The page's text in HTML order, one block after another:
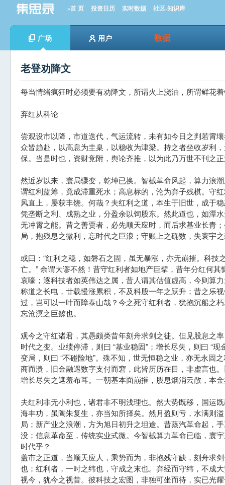
»首 页 投资日历 实时数据 社区-知识库
广场 用户 数据
老登劝降文
每当情绪疯狂时必须要有劝降文，所谓火上浇油，所谓鲜花
弃红从科论
尝观设市以降，市道迭代，气运流转，未有如今日之判若霄
众皆趋赴，以高息为圭臬，以稳收为津梁。持之者坐收岁利
保。当是时也，资财竞附，舆论齐推，以为此乃万世不刊之
然近岁以来，寰局骤变，乾坤已换。智械革命风起，算力浪
谓红利蓝筹，竟成滞重死水；高息标的，沦为弃子残棋。守
风直上，屡获丰饶。何哉？夫红利之道，本生于旧世，成于
凭垄断之利、成熟之业，分盈余以饲股东。然此道也，如潭
无冲霄之能。昔之善贾者，必先顺天应时，而后求基业长青
局，抱残息之微利，忘时代之巨浪；守账上之确数，失寰宇
或曰：“红利之稳，如磐石之固，虽无暴涨，亦无崩摧。科技
亡。” 余谓大谬不然！昔守红利者如地产巨擘，昔年分红何
哀嚎；逐科技者如英伟达之属，昔人谓其估值虚高，今则算
称道之长电，廿载慢涨累积，不及科股一年之跃升；昔之乐
过，岂可以一叶而障泰山哉？今之死守红利者，犹抱沉船之
忘沧溟之巨鲸也。
观今之守红诸君，其愚颇类昔年刻舟求剑之徒。但见股息之
时代之变。业绩停滞，则曰 “基业稳固”；增长尽失，则曰 “现
变局，则曰 “不碰险地”。殊不知，世无恒稳之业，亦无永固
商而溃，旧金融遇数字支付而窘，此皆历历在目，非虚言也
增长尽失之遮羞布耳。一朝基本面崩摧，股息烟消云散，本
夫红利非无小利也，诸君非不明浅理也。然大势既移，国运
海丰功，虽陶朱复生，亦当知所择矣。然月盈则亏，水满则
局；新产业之浪潮，方为旭日初升之坦途。昔蒸汽革命起，
没；信息革命至，传统实业式微。今智械算力革命已临，寰
时代乎？
盖市之正道，当顺天应人，乘势而为，非抱残守缺，刻舟求
也；红利者，一时之纬也，守成之末也。弃经而守纬，不成
视今，犹今之视昔。彼科技之宏图，非独可坐而待，实已光